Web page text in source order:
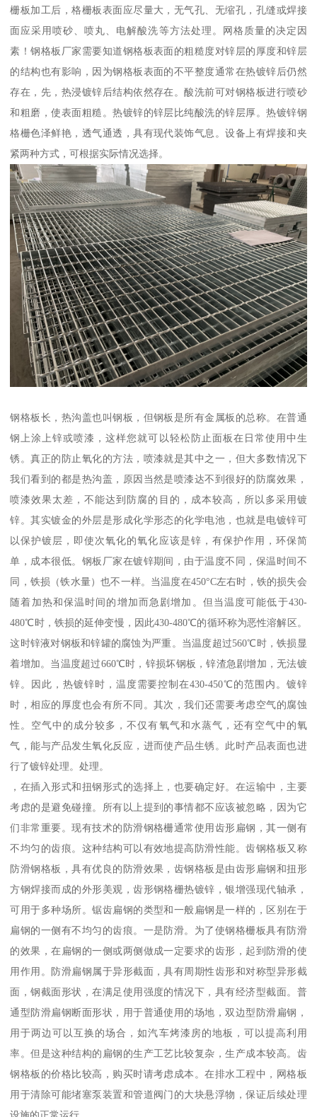
栅板加工后，格栅板表面应尽量大，无气孔、无缩孔，孔缝或焊接
面应采用喷砂、喷丸、电解酸洗等方法处理。网格质量的决定因
素！钢格板厂家需要知道钢格板表面的粗糙度对锌层的厚度和锌层
的结构也有影响，因为钢格板表面的不平整度通常在热镀锌后仍然
存在，先，热浸镀锌后结构依然存在。酸洗前可对钢格板进行喷砂
和粗磨，使表面粗糙。热镀锌的锌层比纯酸洗的锌层厚。热镀锌钢
格栅色泽鲜艳，透气通透，具有现代装饰气息。设备上有焊接和夹
紧两种方式，可根据实际情况选择。
钢格板长，热沟盖也叫钢板，但钢板是所有金属板的总称。在普通
钢上涂上锌或喷漆，这样您就可以轻松防止面板在日常使用中生
锈。真正的防止氧化的方法，喷漆就是其中之一，但大多数情况下
我们看到的都是热沟盖，原因当然是喷漆达不到很好的防腐效果，
喷漆效果太差，不能达到防腐的目的，成本较高，所以多采用镀
锌。其实镀金的外层是形成化学形态的化学电池，也就是电镀锌可
以保护镀层，即使次氧化的氧化应该是锌，有保护作用，环保简
单，成本很低。钢板厂家在镀锌期间，由于温度不同，保温时间不
同，铁损（铁水量）也不一样。当温度在450°C左右时，铁的损失会
随着加热和保温时间的增加而急剧增加。但当温度可能低于430-
480℃时，铁损的延伸变慢，因此430-480℃的循环称为恶性溶解区。
这时锌液对钢板和锌罐的腐蚀为严重。当温度超过560℃时，铁损显
着增加。当温度超过660℃时，锌损坏钢板，锌渣急剧增加，无法镀
锌。因此，热镀锌时，温度需要控制在430-450℃的范围内。镀锌
时，相应的厚度也会有所不同。其次，我们还需要考虑空气的腐蚀
性。空气中的成分较多，不仅有氧气和水蒸气，还有空气中的氧
气，能与产品发生氧化反应，进而使产品生锈。此时产品表面也进
行了镀锌处理。处理。
，在插入形式和扭钢形式的选择上，也要确定好。在运输中，主要
考虑的是避免碰撞。所有以上提到的事情都不应该被忽略，因为它
们非常重要。现有技术的防滑钢格栅通常使用齿形扁钢，其一侧有
不均匀的齿痕。这种结构可以有效地提高防滑性能。齿钢格板又称
防滑钢格板，具有优良的防滑效果，齿钢格板是由齿形扁钢和扭形
方钢焊接而成的外形美观，齿形钢格栅热镀锌，银增强现代轴承，
可用于多种场所。锯齿扁钢的类型和一般扁钢是一样的，区别在于
扁钢的一侧有不均匀的齿痕。一是防滑。为了使钢格栅板具有防滑
的效果，在扁钢的一侧或两侧做成一定要求的齿形，起到防滑的使
用作用。防滑扁钢属于异形截面，具有周期性齿形和对称型异形截
面，钢截面形状，在满足使用强度的情况下，具有经济型截面。普
通型防滑扁钢断面形状，用于普通使用的场地，双边型防滑扁钢，
用于两边可以互换的场合，如汽车烤漆房的地板，可以提高利用
率。但是这种结构的扁钢的生产工艺比较复杂，生产成本较高。齿
钢格板的价格比较高，购买时请考虑成本。在排水工程中，网格板
用于清除可能堵塞泵装置和管道阀门的大块悬浮物，保证后续处理
设施的正常运行